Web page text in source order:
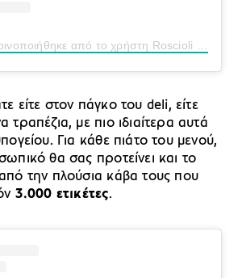
είτε στον πάγκο του deli, είτε
τραπέζια, με πιο ιδιαίτερα αυτά
Για κάθε πιάτο του μενού,
θα σας προτείνει και το
την πλούσια κάβα τους που
3.000 ετικέτες.